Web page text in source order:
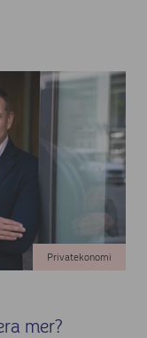
Privatekonomi
mer?